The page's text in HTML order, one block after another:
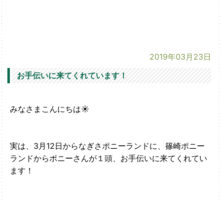
2019年03月23日
お手伝いに来てくれています！
みなさまこんにちは☀
実は、3月12日からなぎさポニーランドに、篠崎ポニー
ランドからポニーさんが１頭、お手伝いに来てくれてい
ます！